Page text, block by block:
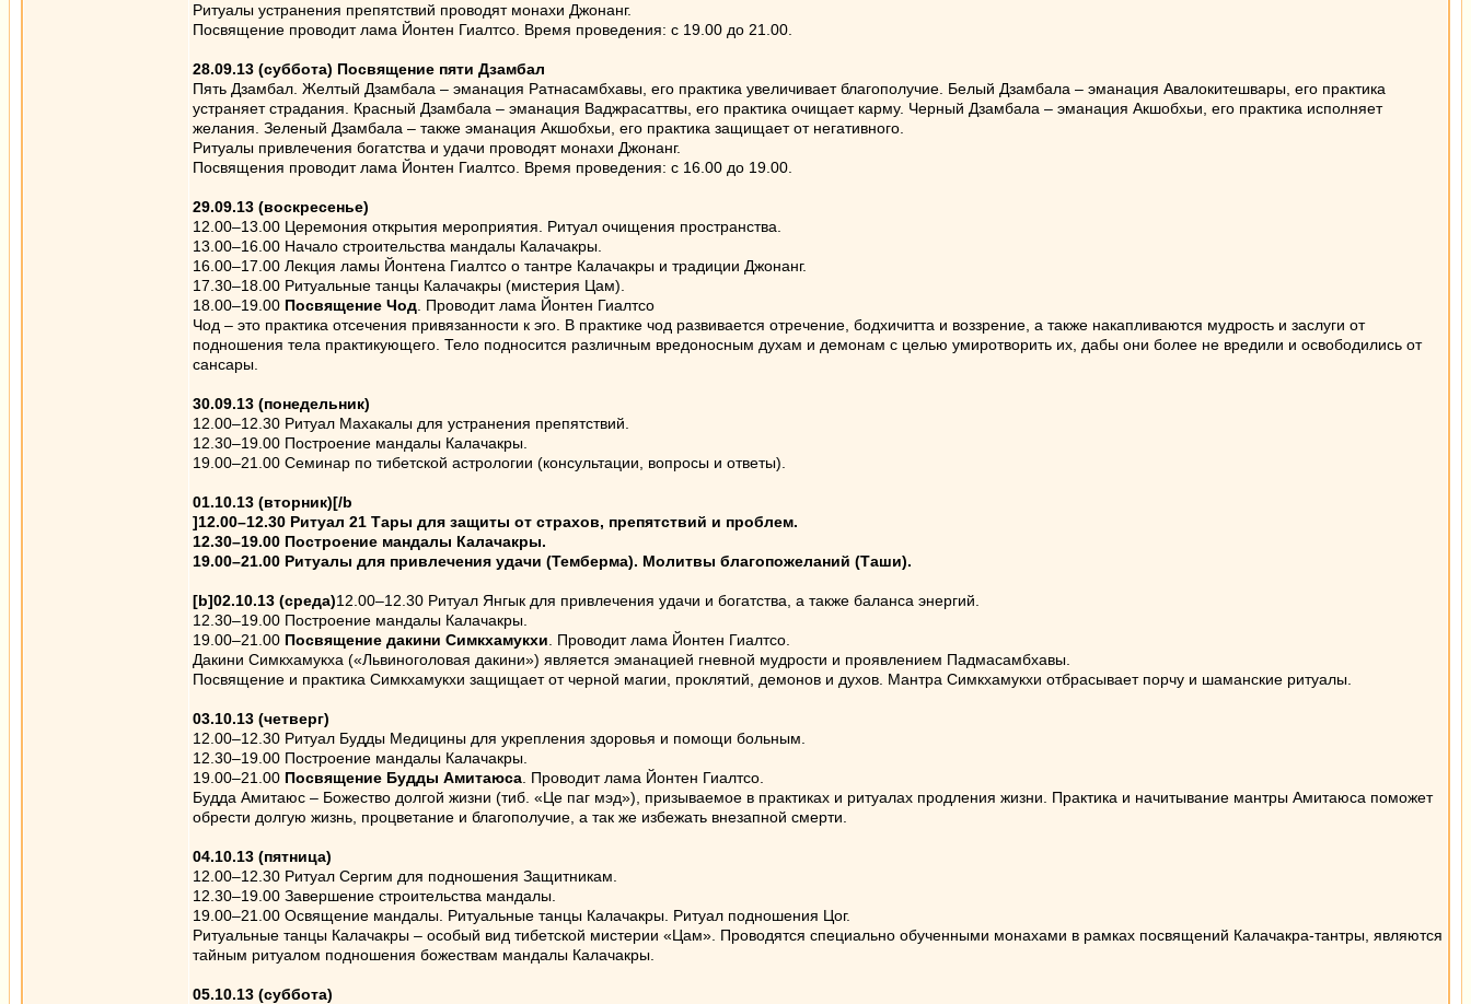
Ритуалы устранения препятствий проводят монахи Джонанг.
Посвящение проводит лама Йонтен Гиалтсо. Время проведения: с 19.00 до 21.00.
28.09.13 (суббота) Посвящение пяти Дзамбал
Пять Дзамбал. Желтый Дзамбала – эманация Ратнасамбхавы, его практика увеличивает благополучие. Белый Дзамбала – эманация Авалокитешвары, его практика
устраняет страдания. Красный Дзамбала – эманация Ваджрасаттвы, его практика очищает карму. Черный Дзамбала – эманация Акшобхьи, его практика исполняет
желания. Зеленый Дзамбала – также эманация Акшобхьи, его практика защищает от негативного.
Ритуалы привлечения богатства и удачи проводят монахи Джонанг.
Посвящения проводит лама Йонтен Гиалтсо. Время проведения: с 16.00 до 19.00.
29.09.13 (воскресенье)
12.00–13.00 Церемония открытия мероприятия. Ритуал очищения пространства.
13.00–16.00 Начало строительства мандалы Калачакры.
16.00–17.00 Лекция ламы Йонтена Гиалтсо о тантре Калачакры и традиции Джонанг.
17.30–18.00 Ритуальные танцы Калачакры (мистерия Цам).
18.00–19.00 Посвящение Чод . Проводит лама Йонтен Гиалтсо
Чод – это практика отсечения привязанности к эго. В практике чод развивается отречение, бодхичитта и воззрение, а также накапливаются мудрость и заслуги от
подношения тела практикующего. Тело подносится различным вредоносным духам и демонам с целью умиротворить их, дабы они более не вредили и освободились от
сансары.
30.09.13 (понедельник)
12.00–12.30 Ритуал Махакалы для устранения препятствий.
12.30–19.00 Построение мандалы Калачакры.
19.00–21.00 Семинар по тибетской астрологии (консультации, вопросы и ответы).
01.10.13 (вторник)[/b
]12.00–12.30 Ритуал 21 Тары для защиты от страхов, препятствий и проблем.
12.30–19.00 Построение мандалы Калачакры.
19.00–21.00 Ритуалы для привлечения удачи (Темберма). Молитвы благопожеланий (Таши).
[b]02.10.13 (среда)12.00–12.30 Ритуал Янгык для привлечения удачи и богатства, а также баланса энергий.
12.30–19.00 Построение мандалы Калачакры.
19.00–21.00 Посвящение дакини Симкхамукхи . Проводит лама Йонтен Гиалтсо.
Дакини Симкхамукха («Львиноголовая дакини») является эманацией гневной мудрости и проявлением Падмасамбхавы.
Посвящение и практика Симкхамукхи защищает от черной магии, проклятий, демонов и духов. Мантра Симкхамукхи отбрасывает порчу и шаманские ритуалы.
03.10.13 (четверг)
12.00–12.30 Ритуал Будды Медицины для укрепления здоровья и помощи больным.
12.30–19.00 Построение мандалы Калачакры.
19.00–21.00 Посвящение Будды Амитаюса . Проводит лама Йонтен Гиалтсо.
Будда Амитаюс – Божество долгой жизни (тиб. «Це паг мэд»), призываемое в практиках и ритуалах продления жизни. Практика и начитывание мантры Амитаюса поможет
обрести долгую жизнь, процветание и благополучие, а так же избежать внезапной смерти.
04.10.13 (пятница)
12.00–12.30 Ритуал Сергим для подношения Защитникам.
12.30–19.00 Завершение строительства мандалы.
19.00–21.00 Освящение мандалы. Ритуальные танцы Калачакры. Ритуал подношения Цог.
Ритуальные танцы Калачакры – особый вид тибетской мистерии «Цам». Проводятся специально обученными монахами в рамках посвящений Калачакра-тантры, являются
тайным ритуалом подношения божествам мандалы Калачакры.
05.10.13 (суббота)